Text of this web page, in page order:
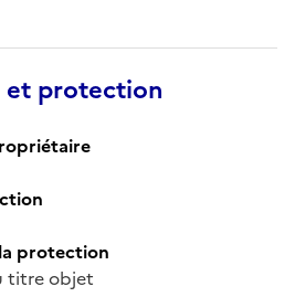
protection
protection
titre objet